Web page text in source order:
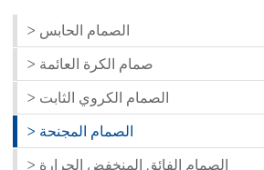
> الصمام الحابس
> صمام الكرة العائمة
> الصمام الكروي الثابت
> الصمام المجنحة
> الصمام الفائق المنخفض الحرارة